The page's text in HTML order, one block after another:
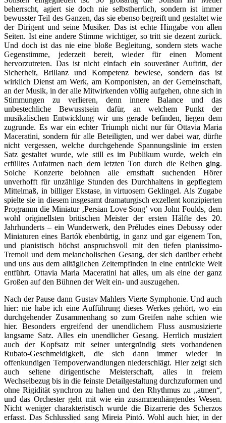
beherrscht, agiert sie doch nie selbstherrlich, sondern ist immer
bewusster Teil des Ganzen, das sie ebenso begreift und gestaltet wie
der Dirigent und seine Musiker. Das ist echte Hingabe von allen
Seiten. Ist eine andere Stimme wichtiger, so tritt sie dezent zurück.
Und doch ist das nie eine bloße Begleitung, sondern stets wache
Gegenstimme, jederzeit bereit, wieder für einen Moment
hervorzutreten. Das ist nicht einfach ein souveräner Auftritt, der
Sicherheit, Brillanz und Kompetenz bewiese, sondern das ist
wirklich Dienst am Werk, am Komponisten, an der Gemeinschaft,
an der Musik, in der alle Mitwirkenden völlig aufgehen, ohne sich in
Stimmungen zu verlieren, denn innere Balance und das
unbestechliche Bewusstsein dafür, an welchem Punkt der
musikalischen Entwicklung wir uns gerade befinden, liegen dem
zugrunde. Es war ein echter Triumph nicht nur für Ottavia Maria
Maceratini, sondern für alle Beteiligten, und wer dabei war, dürfte
nicht vergessen, welche durchgehende Spannungslinie im ersten
Satz gestaltet wurde, wie still es im Publikum wurde, welch ein
erfülltes Aufatmen nach dem letzten Ton durch die Reihen ging.
Solche Konzerte belohnen alle ernsthaft suchenden Hörer
unverhofft für unzählige Stunden des Durchhaltens in gepflegtem
Mittelmaß, in billiger Ekstase, in virtuosem Geklingel. Als Zugabe
spielte sie in diesem insgesamt dramaturgisch exzellent konzipierten
Programm die Miniatur ‚Persian Love Song’ von John Foulds, dem
wohl originellsten britischen Meister der ersten Hälfte des 20.
Jahrhunderts – ein Wunderwerk, den Préludes eines Debussy oder
Miniaturen eines Bartók ebenbürtig, in ganz und gar eigenem Ton,
und pianistisch höchst anspruchsvoll mit den tiefen pianissimo-
Tremoli und dem melancholischen Gesang, der sich darüber erhebt
und uns aus dem alltäglichen Zeitempfinden in eine entrückte Welt
entführt. Ottavia Maria Maceratini hat alles, um als eine der ganz
Großen auf den Bühnen der Welt ein- und auszugehen.
Nach der Pause dann Gustav Mahlers Vierte Symphonie. Und auch
hier: nie habe ich eine Aufführung dieses Werkes gehört, wo ein
durchgehender Zusammenhang so zum Greifen nahe schien wie
hier. Besonders ergreifend der unendlichem Fluss ausmusizierte
langsame Satz. Alles ein unendlicher Gesang. Herrlich musiziert
auch der Kopfsatz mit seiner untergründig stets vorhandenen
Rubato-Geschmeidigkeit, die sich dann immer wieder in
offenkundigen Tempoverwandlungen niederschlägt. Hier zeigt sich
auch seltene dirigentische Meisterschaft, alles in freiem
Wechselbezug bis in die feinste Detailgestaltung durchzuformen und
ohne Rigidität synchron zu halten und den Rhythmus zu „atmen“,
und das Orchester geht mit wie ein zusammenhängendes Wesen.
Nicht weniger charakteristisch wurde die Bizarrerie des Scherzos
erfasst. Das Schlusslied sang Mireia Pintó. Wohl auch hier, in der